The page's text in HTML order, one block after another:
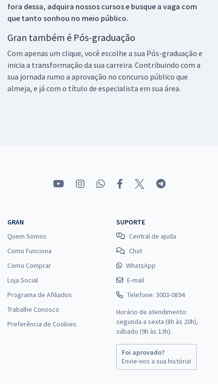
fora dessa, adquira nossos cursos e busque a vaga com
que tanto sonhou no meio público.
Gran também é Pós-graduação
Com apenas um clique, você escolhe a sua Pós-graduação e
inicia a transformação da sua carreira. Contribuindo com a
sua jornada rumo a aprovação no concurso público que
almeja, e já com o título de especialista em sua área.
GRAN
Quem Somos
Como Funciona
Como Comprar
Loja Social
Programa de Afiliados
Trabalhe Conosco
Preferência de Cookies
SUPORTE
Central de ajuda
Chat
WhatsApp
E-mail
Telefone: 3003-0894
Horário de atendimento:
segunda a sexta (8h às 20h),
sábado (9h às 13h).
Foi aprovado?
Envie-nos a sua história!